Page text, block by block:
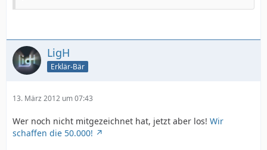
LigH
Erklär-Bär
13. März 2012 um 07:43
Wer noch nicht mitgezeichnet hat, jetzt aber los! Wir
schaffen die 50.000!